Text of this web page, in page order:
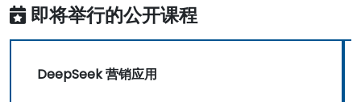
即将举行的公开课程
DeepSeek 营销应用